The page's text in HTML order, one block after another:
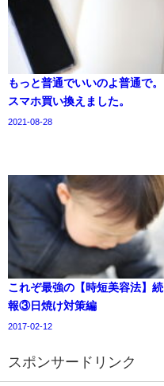
もっと普通でいいのよ普通で。
スマホ買い換えました。
2021-08-28
これぞ最強の【時短美容法】続
報③日焼け対策編
2017-02-12
スポンサードリンク